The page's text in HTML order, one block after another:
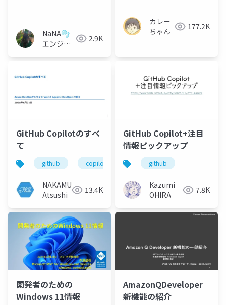
NaNA🫧
エンジニ
2.9K
カレー
ちゃん
177.2K
GitHub Copilotのすべ
て
github copilot
NAKAMURA
Atsushi
13.4K
GitHub Copilot+注目
情報ピックアップ
github
Kazumi
OHIRA
7.8K
開発者のための
Windows 11情報
AmazonQDeveloper
新機能の紹介